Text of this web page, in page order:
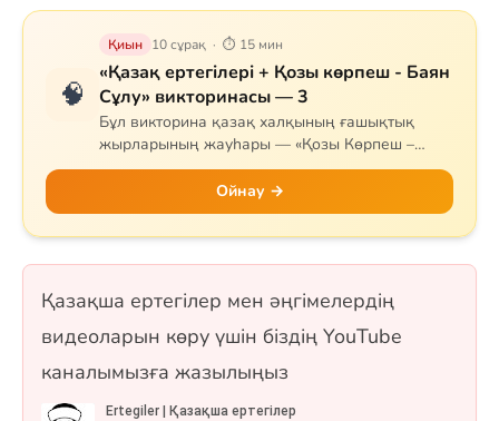
🧠
Қиын 10 сұрақ · ⏱ 15 мин
«Қазақ ертегілері + Қозы көрпеш - Баян
Сұлу» викторинасы — 3
Бұл викторина қазақ халқының ғашықтық
жырларының жауһары — «Қозы Көрпеш –
Баян Сұлу» дастанына арналған. Сұрақтар
жырдың тарихын, негізгі кейіпкерлерін (Қозы,
Баян, Қодар, Қарабай, Сарыбай), оқиғаның
дамуын және тарихи мұрасын қамтиды.
таңдауды және рас/жалған форматтарында.
Ойнау →
Қазақша ертегілер мен әңгімелердің
видеоларын көру үшін біздің YouTube
каналымызға жазылыңыз